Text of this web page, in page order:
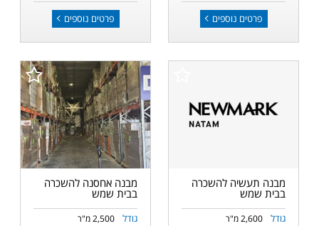
פרטים נוספים פרטים נוספים
מבנה תעשיה להשכרה
בבית שמש
גודל 2,600 מ"ר
מבנה אחסנה להשכרה
בבית שמש
גודל 2,500 מ"ר